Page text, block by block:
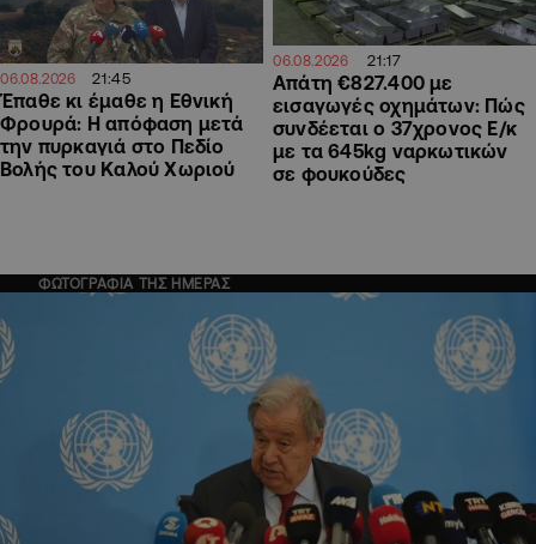
06.08.2026 21:45
Έπαθε κι έμαθε η Εθνική
Φρουρά: Η απόφαση μετά
την πυρκαγιά στο Πεδίο
Βολής του Καλού Χωριού
06.08.2026 21:17
Απάτη €827.400 με
εισαγωγές οχημάτων: Πώς
συνδέεται ο 37χρονος Ε/κ
με τα 645kg ναρκωτικών
σε φουκούδες
ΦΩΤΟΓΡΑΦΙΑ ΤΗΣ ΗΜΕΡΑΣ